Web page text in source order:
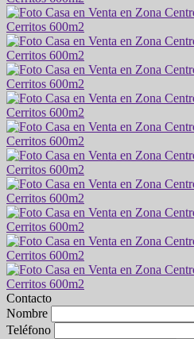
Contacto
Nombre
Teléfono